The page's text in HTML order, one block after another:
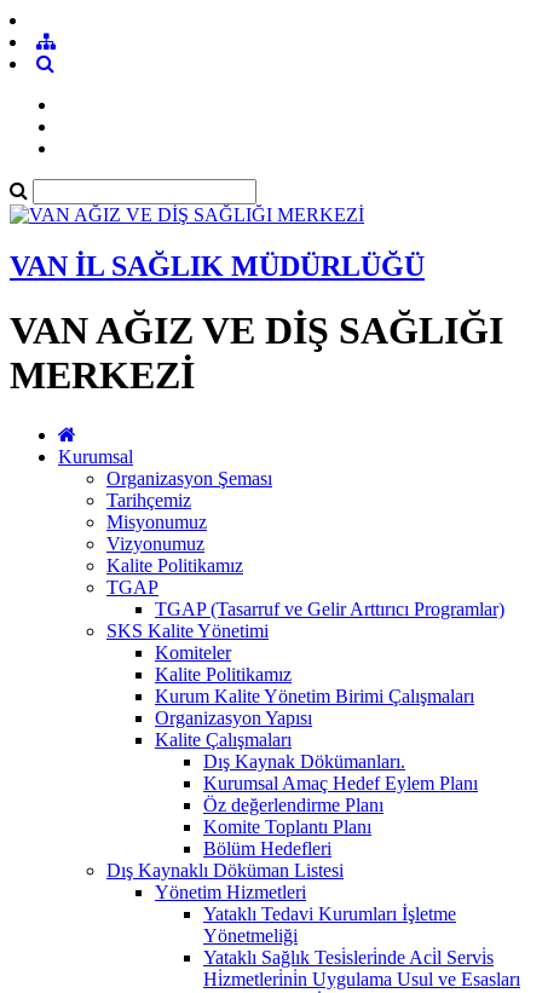
VAN İL SAĞLIK MÜDÜRLÜĞÜ
VAN AĞIZ VE DİŞ SAĞLIĞI
MERKEZİ
Kurumsal
Organizasyon Şeması
Tarihçemiz
Misyonumuz
Vizyonumuz
Kalite Politikamız
TGAP
TGAP (Tasarruf ve Gelir Arttırıcı Programlar)
SKS Kalite Yönetimi
Komiteler
Kalite Politikamız
Kurum Kalite Yönetim Birimi Çalışmaları
Organizasyon Yapısı
Kalite Çalışmaları
Dış Kaynak Dökümanları.
Kurumsal Amaç Hedef Eylem Planı
Öz değerlendirme Planı
Komite Toplantı Planı
Bölüm Hedefleri
Dış Kaynaklı Döküman Listesi
Yönetim Hizmetleri
Yataklı Tedavi Kurumları İşletme
Yönetmeliği
Yataklı Sağlık Tesi̇sleri̇nde Aci̇l Servi̇s
Hi̇zmetleri̇ni̇n Uygulama Usul ve Esasları